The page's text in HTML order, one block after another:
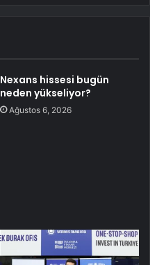
Nexans hissesi bugün
neden yükseliyor?
Ağustos 6, 2026